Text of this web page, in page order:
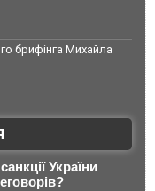
брифінга Михайла
України